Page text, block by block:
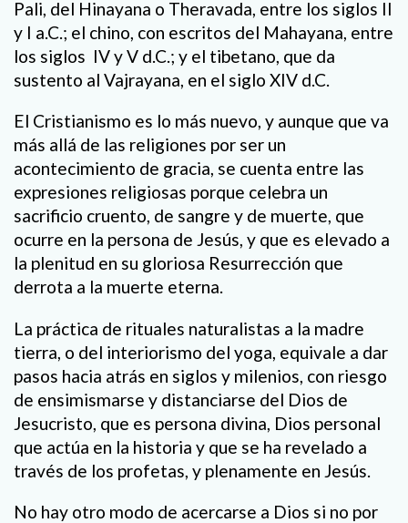
Pali, del Hinayana o Theravada, entre los siglos II
y I a.C.; el chino, con escritos del Mahayana, entre
los siglos IV y V d.C.; y el tibetano, que da
sustento al Vajrayana, en el siglo XIV d.C.
El Cristianismo es lo más nuevo, y aunque que va
más allá de las religiones por ser un
acontecimiento de gracia, se cuenta entre las
expresiones religiosas porque celebra un
sacrificio cruento, de sangre y de muerte, que
ocurre en la persona de Jesús, y que es elevado a
la plenitud en su gloriosa Resurrección que
derrota a la muerte eterna.
La práctica de rituales naturalistas a la madre
tierra, o del interiorismo del yoga, equivale a dar
pasos hacia atrás en siglos y milenios, con riesgo
de ensimismarse y distanciarse del Dios de
Jesucristo, que es persona divina, Dios personal
que actúa en la historia y que se ha revelado a
través de los profetas, y plenamente en Jesús.
No hay otro modo de acercarse a Dios si no por